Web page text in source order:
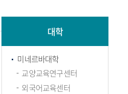
대학
미네르바대학
교양교육연구센터
외국어교육센터